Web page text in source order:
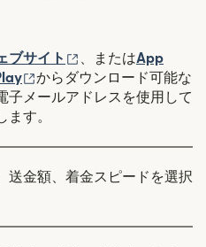
ブサイト （別ウィンドウで
、またはApp
ドウで開きます）
（別ウィンドウで開きま
からダウンロード可能な
子メールアドレスを使用して
ます。
送金額、着金スピードを選択